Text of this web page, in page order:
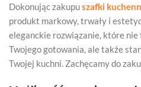
Dokonując zakupuszafki
produkt markowy, trwały i
eleganckie rozwiązanie, które
Twojego gotowania, ale także
Twojej kuchni. Zachęcamy do